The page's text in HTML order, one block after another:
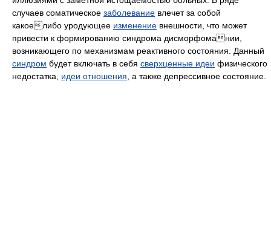
случаев соматическое заболевание влечет за собой
какоелибо уродующее изменение внешности, что может
привести к формированию синдрома дисморфомании,
возникающего по механизмам реактивного состояния. Данный
синдром будет включать в себя сверхценные идеи физического
недостатка, идеи отношения , а также депрессивное состояние.